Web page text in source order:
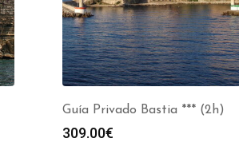
Guía Privado Bastia *** (2h)
309.00€